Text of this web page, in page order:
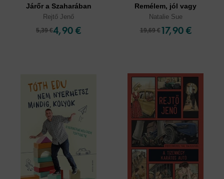
Járőr a Szaharában
Rejtő Jenő
5,39 €4,90 €
Remélem, jól vagy
Natalie Sue
19,69 € 17,90 €